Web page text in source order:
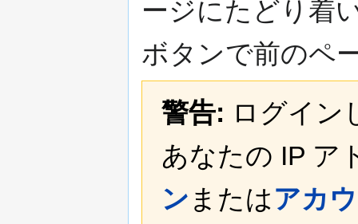
ージにたどり着
ボタンで前のペ
警告: ログイン
あなたの IP ア
ン またはアカ